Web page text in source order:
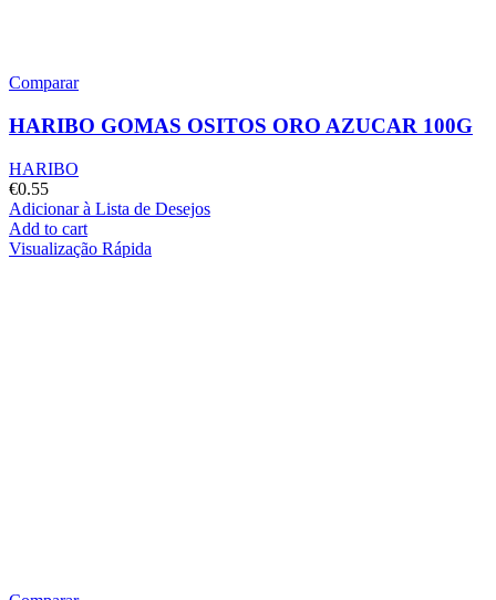
Comparar
HARIBO GOMAS OSITOS ORO AZUCAR 100G
HARIBO
€0.55
Adicionar à Lista de Desejos
Add to cart
Visualização Rápida